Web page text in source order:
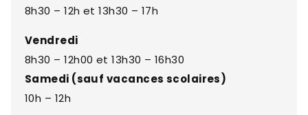
8h30 – 12h et 13h30 – 17h
Vendredi
8h30 – 12h00 et 13h30 – 16h30
Samedi (sauf vacances scolaires)
10h – 12h